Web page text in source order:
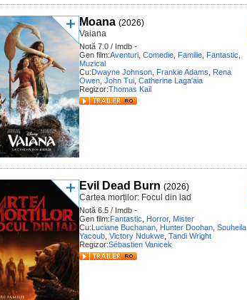
Moana (2026)
Vaiana
Notă 7.0 / Imdb -
Gen film:Aventuri Comedie Familie Fantastic
Muzical
Cu:Dwayne Johnson Frankie Adams
Rena
Owen John Tui Catherine Laga'aia
Regizor:Thomas Kail
Evil Dead Burn (2026)
Cartea morților: Focul din iad
Notă 6.5 / Imdb -
Gen film:Fantastic Horror, Mister
Cu:Luciane Buchanan Hunter Doohan Souheila
Yacoub Victory Ndukwe Tandi Wright
Regizor:Sébastien Vanicek